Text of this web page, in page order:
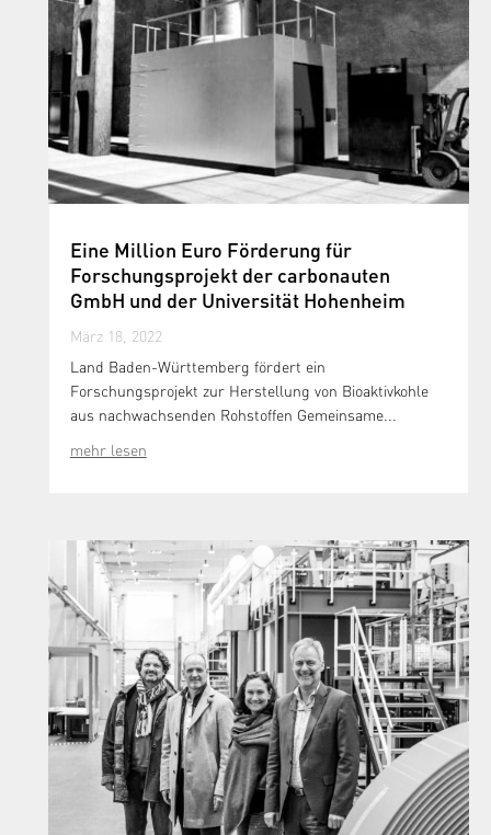
Eine Million Euro Förderung für
Forschungsprojekt der carbonauten
GmbH und der Universität Hohenheim
März 18, 2022
Land Baden-Württemberg fördert ein
Forschungsprojekt zur Herstellung von Bioaktivkohle
aus nachwachsenden Rohstoffen Gemeinsame...
mehr lesen